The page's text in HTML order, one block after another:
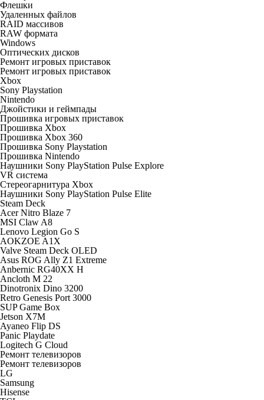
Флешки
Удаленных файлов
RAID массивов
RAW формата
Windows
Оптических дисков
Ремонт игровых приставок
Ремонт игровых приставок
Xbox
Sony Playstation
Nintendo
Джойстики и геймпады
Прошивка игровых приставок
Прошивка Xbox
Прошивка Xbox 360
Прошивка Sony Playstation
Прошивка Nintendo
Наушники Sony PlayStation Pulse Explore
VR система
Стереогарнитура Xbox
Наушники Sony PlayStation Pulse Elite
Steam Deck
Acer Nitro Blaze 7
MSI Claw A8
Lenovo Legion Go S
AOKZOE A1X
Valve Steam Deck OLED
Asus ROG Ally Z1 Extreme
Anbernic RG40XX H
Ancloth М 22
Dinotronix Dino 3200
Retro Genesis Port 3000
SUP Game Box
Jetson X7M
Ayaneo Flip DS
Panic Playdate
Logitech G Cloud
Ремонт телевизоров
Ремонт телевизоров
LG
Samsung
Hisense